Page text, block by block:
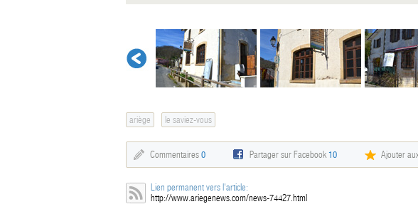
ariège le saviez-vous
Commentaires 0 Partager sur Facebook 10 Ajouter
Lien permanent vers l'article:
http://www.ariegenews.com/news-74427.html